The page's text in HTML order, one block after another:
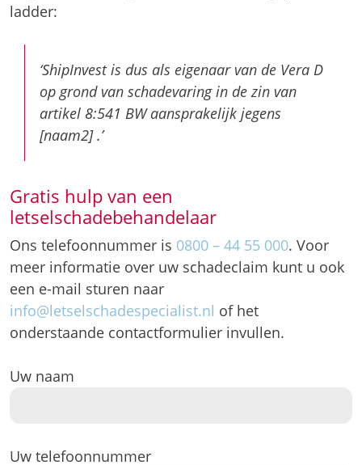
ladder:
‘ShipInvest is dus als eigenaar van de Vera D
op grond van schadevaring in de zin van
artikel 8:541 BW aansprakelijk jegens
[naam2] .’
Gratis hulp van een
letselschadebehandelaar
Ons telefoonnummer is 0800 – 44 55 000. Voor
meer informatie over uw schadeclaim kunt u ook
een e-mail sturen naar
info@letselschadespecialist.nl of het
onderstaande contactformulier invullen.
Uw naam
Uw telefoonnummer